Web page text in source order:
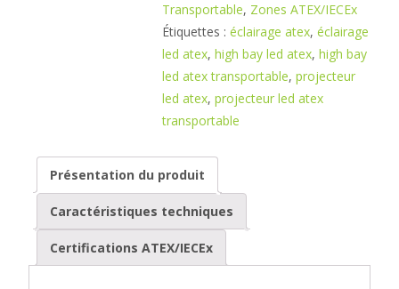
Transportable, Zones ATEX/IECEx
Étiquettes : éclairage atex, éclairage
led atex, high bay led atex, high bay
led atex transportable, projecteur
led atex, projecteur led atex
transportable
Présentation du produit
Caractéristiques techniques
Certifications ATEX/IECEx